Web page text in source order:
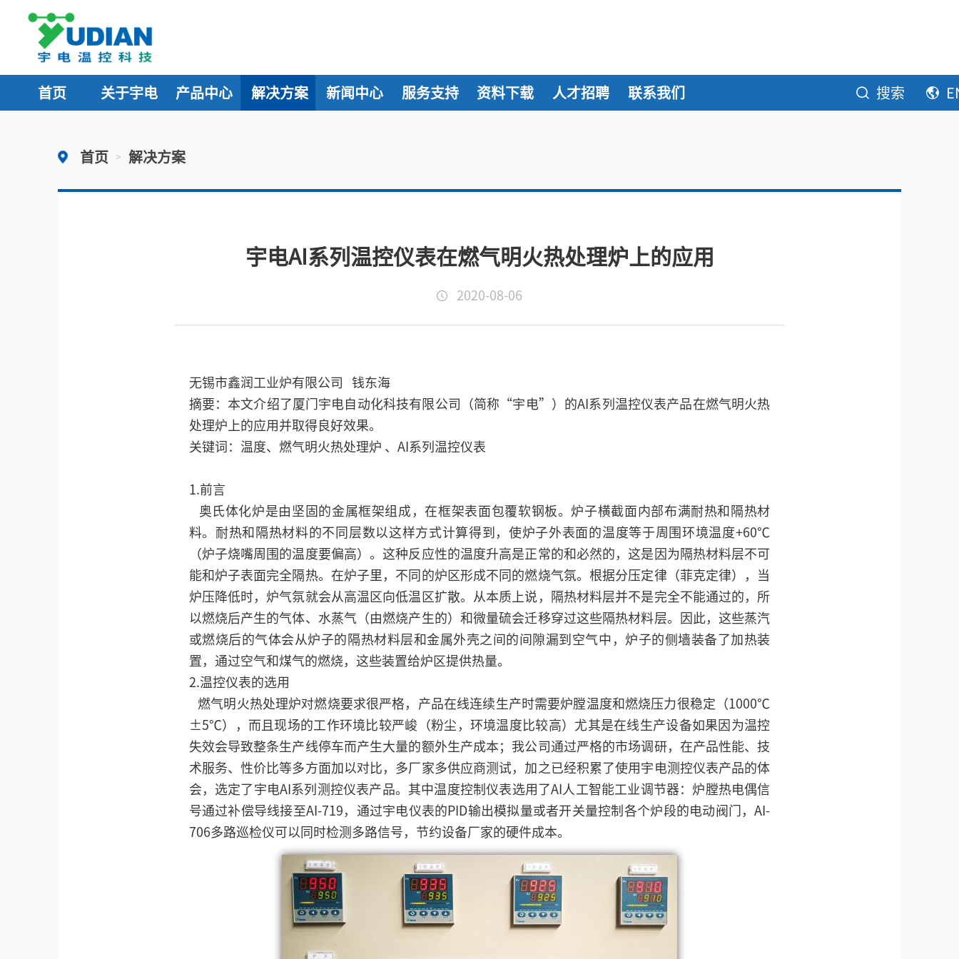
首页 关于宇电 产品中心 解决方案 新闻中心 服务支持 资料下载 人才招聘 联系我们 搜索
首页 > 解决方案
宇电AI系列温控仪表在燃气明火热处理炉上的应用
2020-08-06
无锡市鑫润工业炉有限公司 钱东海
摘要：本文介绍了厦门宇电自动化科技有限公司（简称“宇电”）的AI系列温控仪表产品在燃气明火热
处理炉上的应用并取得良好效果。
关键词：温度、燃气明火热处理炉 、AI系列温控仪表
1.前言
奥氏体化炉是由坚固的金属框架组成，在框架表面包覆软钢板。炉子横截面内部布满耐热和隔热材
料。耐热和隔热材料的不同层数以这样方式计算得到，使炉子外表面的温度等于周围环境温度+60℃
（炉子烧嘴周围的温度要偏高）。这种反应性的温度升高是正常的和必然的，这是因为隔热材料层不可
能和炉子表面完全隔热。在炉子里，不同的炉区形成不同的燃烧气氛。根据分压定律（菲克定律），当
炉压降低时，炉气氛就会从高温区向低温区扩散。从本质上说，隔热材料层并不是完全不能通过的，所
以燃烧后产生的气体、水蒸气（由燃烧产生的）和微量硫会迁移穿过这些隔热材料层。因此，这些蒸汽
或燃烧后的气体会从炉子的隔热材料层和金属外壳之间的间隙漏到空气中，炉子的侧墙装备了加热装
置，通过空气和煤气的燃烧，这些装置给炉区提供热量。
2.温控仪表的选用
燃气明火热处理炉对燃烧要求很严格，产品在线连续生产时需要炉膛温度和燃烧压力很稳定（1000℃
±5℃），而且现场的工作环境比较严峻（粉尘，环境温度比较高）尤其是在线生产设备如果因为温控
失效会导致整条生产线停车而产生大量的额外生产成本；我公司通过严格的市场调研，在产品性能、技
术服务、性价比等多方面加以对比，多厂家多供应商测试，加之已经积累了使用宇电测控仪表产品的体
会，选定了宇电AI系列测控仪表产品。其中温度控制仪表选用了AI人工智能工业调节器：炉膛热电偶信
号通过补偿导线接至AI-719，通过宇电仪表的PID输出模拟量或者开关量控制各个炉段的电动阀门，AI-
706多路巡检仪可以同时检测多路信号，节约设备厂家的硬件成本。